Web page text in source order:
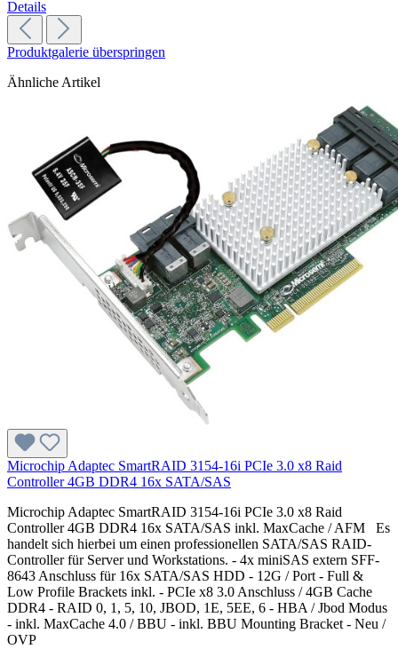
Details
Produktgalerie überspringen
Ähnliche Artikel
Microchip Adaptec SmartRAID 3154-16i PCIe 3.0 x8 Raid
Controller 4GB DDR4 16x SATA/SAS
Microchip Adaptec SmartRAID 3154-16i PCIe 3.0 x8 Raid
Controller 4GB DDR4 16x SATA/SAS inkl. MaxCache / AFM Es
handelt sich hierbei um einen professionellen SATA/SAS RAID-
Controller für Server und Workstations. - 4x miniSAS extern SFF-
8643 Anschluss für 16x SATA/SAS HDD - 12G / Port - Full &
Low Profile Brackets inkl. - PCIe x8 3.0 Anschluss / 4GB Cache
DDR4 - RAID 0, 1, 5, 10, JBOD, 1E, 5EE, 6 - HBA / Jbod Modus
- inkl. MaxCache 4.0 / BBU - inkl. BBU Mounting Bracket - Neu /
OVP